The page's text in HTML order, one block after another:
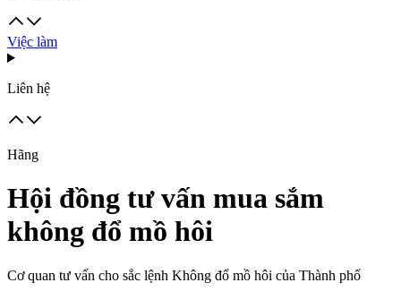
Việc làm
Liên hệ
Hãng
Hội đồng tư vấn mua sắm
không đổ mồ hôi
Cơ quan tư vấn cho sắc lệnh Không đổ mồ hôi của Thành phố